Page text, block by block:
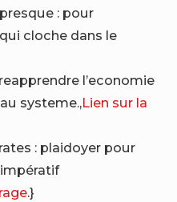
: pour
cloche dans le
l’economie
systeme.,Lien sur la
: plaidoyer pour
.}